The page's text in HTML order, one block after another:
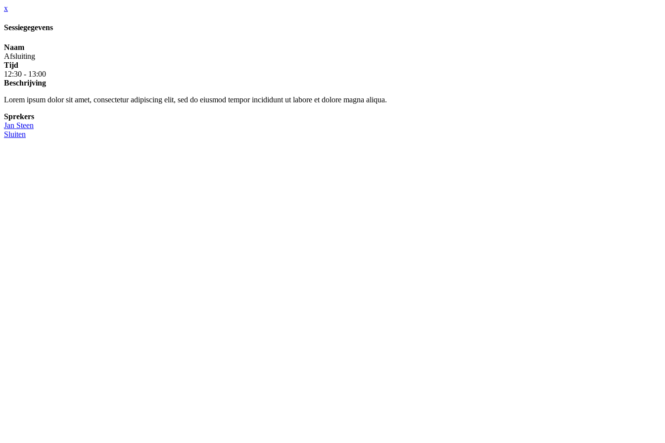
x
Sessiegegevens
Naam
Afsluiting
Tijd
12:30 - 13:00
Beschrijving
Lorem ipsum dolor sit amet, consectetur adipiscing elit, sed do eiusmod tempor incididunt ut labore et dolore magna aliqua.
Sprekers
Jan Steen
Sluiten